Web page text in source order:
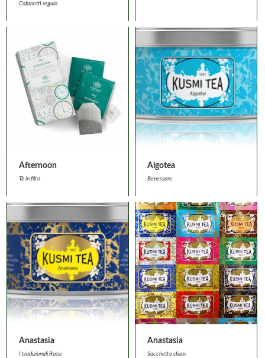
Cofanetti regalo
Afternoon
Tè in filtri
Algotea
Benessere
Anastasia
I tradizionali Russi
Anastasia
Sacchetto sfuso